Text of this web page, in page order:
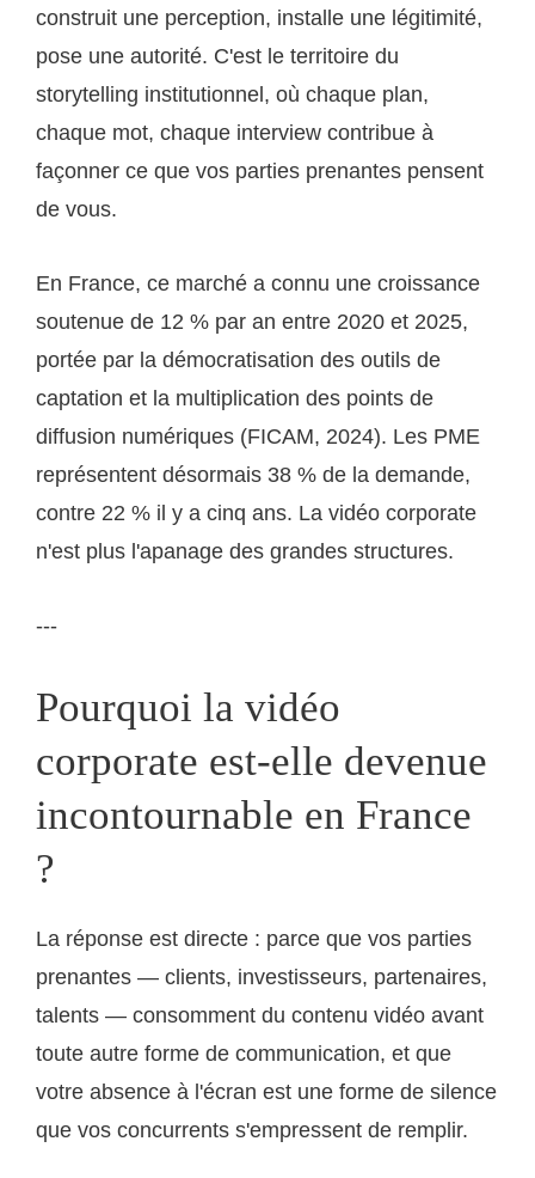
construit une perception, installe une légitimité,
pose une autorité. C'est le territoire du
storytelling institutionnel, où chaque plan,
chaque mot, chaque interview contribue à
façonner ce que vos parties prenantes pensent
de vous.
En France, ce marché a connu une croissance
soutenue de 12 % par an entre 2020 et 2025,
portée par la démocratisation des outils de
captation et la multiplication des points de
diffusion numériques (FICAM, 2024). Les PME
représentent désormais 38 % de la demande,
contre 22 % il y a cinq ans. La vidéo corporate
n'est plus l'apanage des grandes structures.
---
Pourquoi la vidéo
corporate est-elle devenue
incontournable en France
?
La réponse est directe : parce que vos parties
prenantes — clients, investisseurs, partenaires,
talents — consomment du contenu vidéo avant
toute autre forme de communication, et que
votre absence à l'écran est une forme de silence
que vos concurrents s'empressent de remplir.